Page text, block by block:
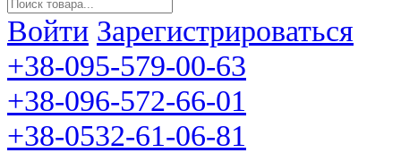
Войти Зарегистрироваться
+38-095-579-00-63
+38-096-572-66-01
+38-0532-61-06-81